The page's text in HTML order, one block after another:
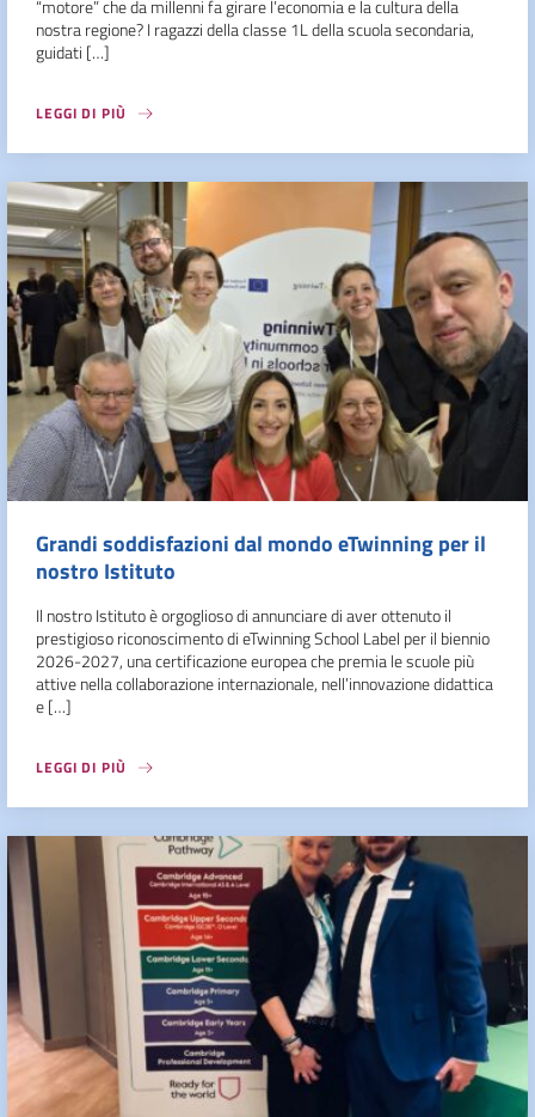
“motore” che da millenni fa girare l’economia e la cultura della
nostra regione? I ragazzi della classe 1L della scuola secondaria,
guidati […]
LEGGI DI PIÙ
Grandi soddisfazioni dal mondo eTwinning per il
nostro Istituto
Il nostro Istituto è orgoglioso di annunciare di aver ottenuto il
prestigioso riconoscimento di eTwinning School Label per il biennio
2026-2027, una certificazione europea che premia le scuole più
attive nella collaborazione internazionale, nell’innovazione didattica
e […]
LEGGI DI PIÙ